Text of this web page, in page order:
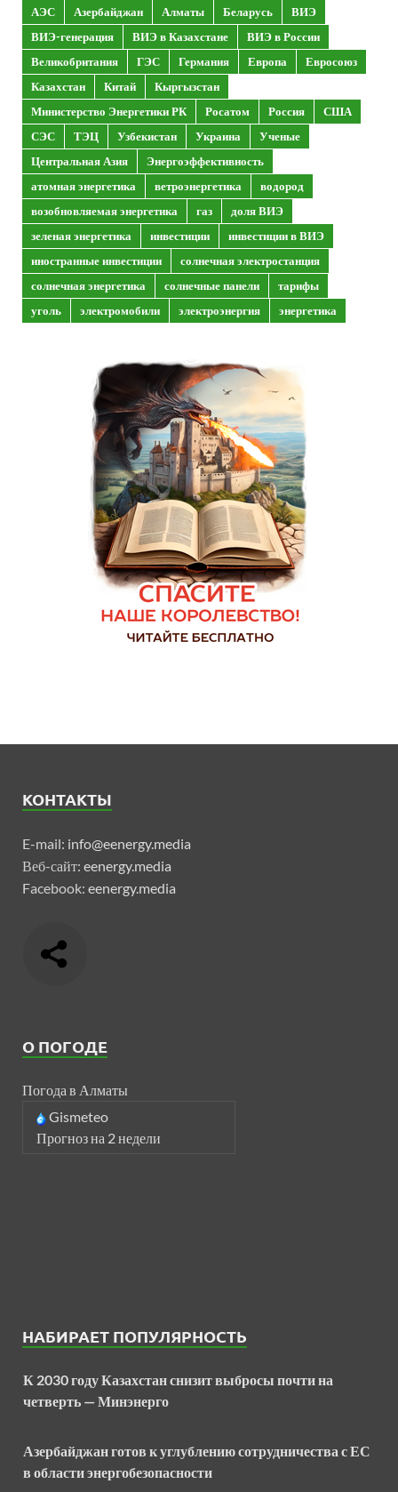
АЭС Азербайджан Алматы Беларусь
ВИЭ
ВИЭ-генерация
ВИЭ в Казахстане
ВИЭ в России
Великобритания
ГЭС Германия Европа
Евросоюз
Казахстан
Китай
Кыргызстан
Министерство Энергетики РК
Росатом Россия
США
СЭС
ТЭЦ Узбекистан Украина
Ученые
Центральная Азия
Энергоэффективность
атомная энергетика
ветроэнергетика
водород
возобновляемая энергетика
газ
доля ВИЭ
зеленая энергетика
инвестиции
инвестиции в ВИЭ
иностранные инвестиции
солнечная электростанция
солнечная энергетика
солнечные панели
тарифы
уголь
электромобили электроэнергия энергетика
КОНТАКТЫ
E-mail: info@eenergy.media
Веб-сайт: eenergy.media
Facebook: eenergy.media
О ПОГОДЕ
Погода в Алматы
Gismeteo
Прогноз на 2 недели
НАБИРАЕТ ПОПУЛЯРНОСТЬ
К 2030 году Казахстан снизит выбросы почти на
четверть — Минэнерго
Азербайджан готов к углублению сотрудничества с ЕС
в области энергобезопасности